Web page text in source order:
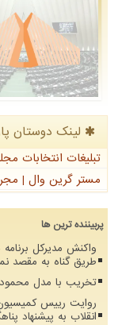
لینک دوستان
تبلیغات انتخابات
مستر گرین وال |
پربیننده ترین ها
واکنش مدیرکل
طریق گناه به مقصد
تخریب با مدل محمود
روایت رییس
انقلاب به پیشنهاد